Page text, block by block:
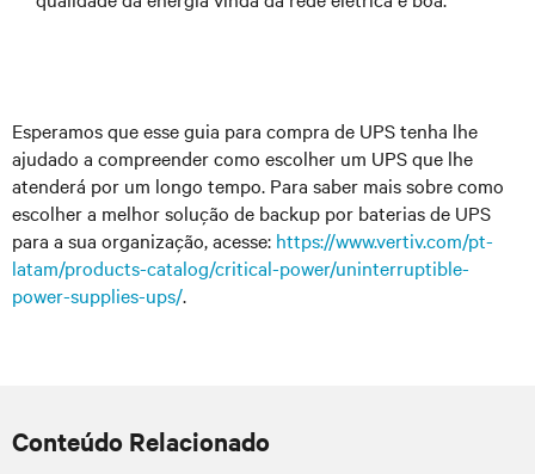
Esperamos que esse guia para compra de UPS tenha lhe
ajudado a compreender como escolher um UPS que lhe
atenderá por um longo tempo. Para saber mais sobre como
escolher a melhor solução de backup por baterias de UPS
para a sua organização, acesse: https://www.vertiv.com/pt-
latam/products-catalog/critical-power/uninterruptible-
power-supplies-ups/.
Conteúdo Relacionado